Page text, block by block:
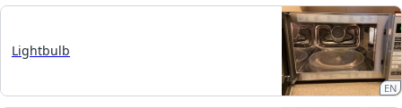
Lightbulb
EN